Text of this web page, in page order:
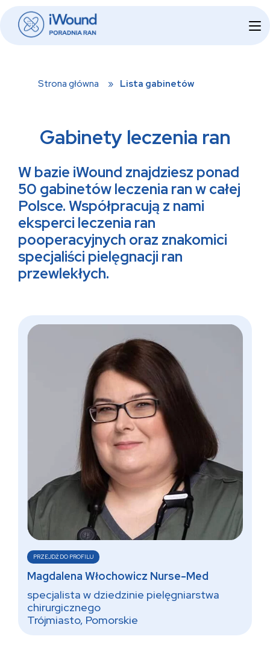
content
Home
Strona główna » Lista gabinetów
Gabinety leczenia ran
W bazie iWound znajdziesz ponad
50 gabinetów leczenia ran w całej
Polsce. Współpracują z nami
eksperci leczenia ran
pooperacyjnych oraz znakomici
specjaliści pielęgnacji ran
przewlekłych.
PRZEJDŹ DO PROFILU
Magdalena Włochowicz Nurse-Med
specjalista w dziedzinie pielęgniarstwa
chirurgicznego
Trójmiasto, Pomorskie